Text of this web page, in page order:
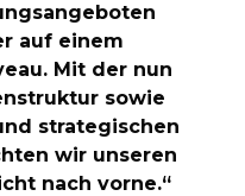
auf einem
Mit der nun
sowie
strategischen
wir unseren
nach vorne.“